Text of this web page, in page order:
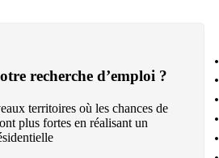
recherche d’emploi ?
territoires où les chances de
plus fortes en réalisant un